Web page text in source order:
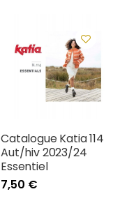
Catalogue Katia 114
Aut/hiv 2023/24
Essentiel
7,50 €